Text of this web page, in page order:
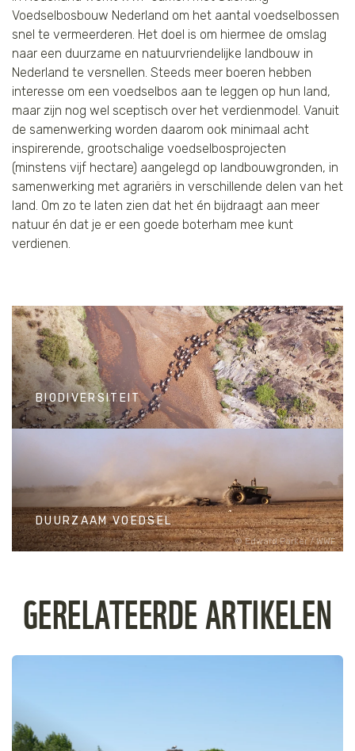
Voedselbosbouw Nederland om het aantal voedselbossen
snel te vermeerderen. Het doel is om hiermee de omslag
naar een duurzame en natuurvriendelijke landbouw in
Nederland te versnellen. Steeds meer boeren hebben
interesse om een voedselbos aan te leggen op hun land,
maar zijn nog wel sceptisch over het verdienmodel. Vanuit
de samenwerking worden daarom ook minimaal acht
inspirerende, grootschalige voedselbosprojecten
(minstens vijf hectare) aangelegd op landbouwgronden, in
samenwerking met agrariërs in verschillende delen van het
land. Om zo te laten zien dat het én bijdraagt aan meer
natuur én dat je er een goede boterham mee kunt
verdienen.
Martin Harvey
BIODIVERSITEIT
Edward Parker / WWF
DUURZAAM VOEDSEL
GERELATEERDE ARTIKELEN